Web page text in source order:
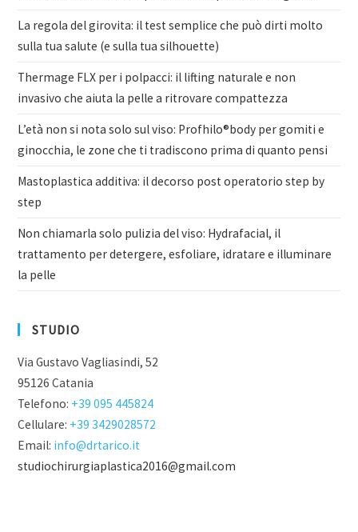
La regola del girovita: il test semplice che può dirti molto
sulla tua salute (e sulla tua silhouette)
Thermage FLX per i polpacci: il lifting naturale e non
invasivo che aiuta la pelle a ritrovare compattezza
L’età non si nota solo sul viso: Profhilo®body per gomiti e
ginocchia, le zone che ti tradiscono prima di quanto pensi
Mastoplastica additiva: il decorso post operatorio step by
step
Non chiamarla solo pulizia del viso: Hydrafacial, il
trattamento per detergere, esfoliare, idratare e illuminare
la pelle
STUDIO
Via Gustavo Vagliasindi, 52
95126 Catania
Telefono: +39 095 445824
Cellulare: +39 3429028572
Email: info@drtarico.it
studiochirurgiaplastica2016@gmail.com